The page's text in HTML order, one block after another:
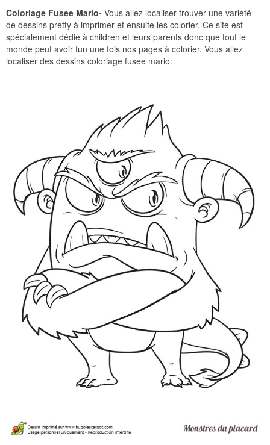
Coloriage Fusee Mario- Vous allez localiser trouver une variété
de dessins pretty à imprimer et ensuite les colorier. Ce site est
spécialement dédié à children et leurs parents donc que tout le
monde peut avoir fun une fois nos pages à colorier. Vous allez
localiser des dessins coloriage fusee mario: